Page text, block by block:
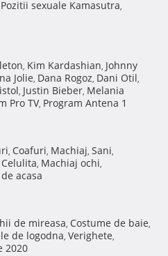
Pozitii sexuale Kamasutra,
, Kim Kardashian, Johnny
Jolie, Dana Rogoz, Dani Otil,
, Justin Bieber, Melania
Pro TV, Program Antena 1
, Coafuri, Machiaj, Sani,
Celulita, Machiaj ochi,
acasa
de mireasa, Costume de baie,
de logodna, Verighete,
2020